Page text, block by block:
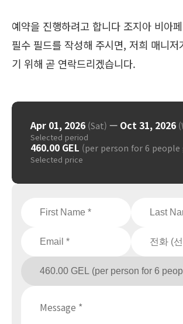
예약을 진행하려고 합니다 조지아 비아
필수 필드를 작성해 주시면, 저희 매니
기 위해 곧 연락드리겠습니다.
Apr 01, 2026 (Sat) — Oct 31, 2026
Selected period
460.00 GEL (per person for 6 people
Selected price